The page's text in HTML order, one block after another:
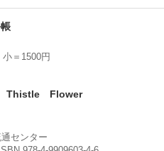
＝1500円
Thistle Flower
センター